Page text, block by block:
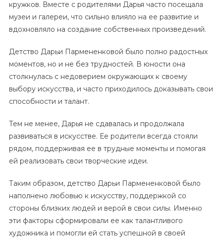
кружков. Вместе с родителями Дарья часто посещала
музеи и галереи, что сильно влияло на ее развитие и
вдохновляло на создание собственных произведений.
Детство Дарьи Пармененковой было полно радостных
моментов, но и не без трудностей. В юности она
столкнулась с недоверием окружающих к своему
выбору искусства, и часто приходилось доказывать свои
способности и талант.
Тем не менее, Дарья не сдавалась и продолжала
развиваться в искусстве. Ее родители всегда стояли
рядом, поддерживая ее в трудные моменты и помогая
ей реализовать свои творческие идеи.
Таким образом, детство Дарьи Пармененковой было
наполнено любовью к искусству, поддержкой со
стороны близких людей и верой в свои силы. Именно
эти факторы сформировали ее как талантливого
художника и помогли ей стать успешной в своей